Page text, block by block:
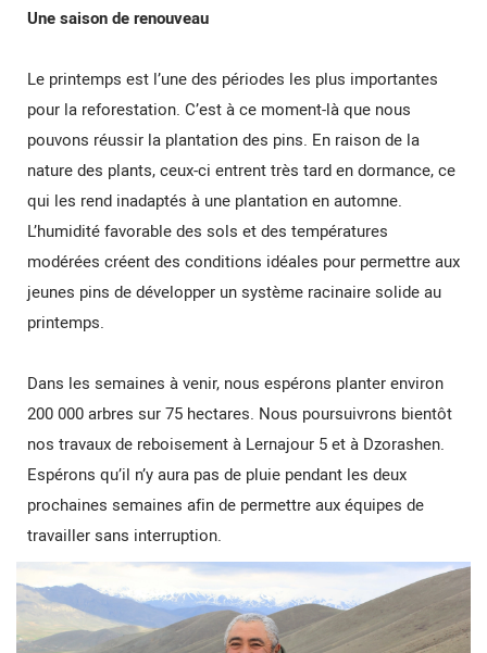
Une saison de renouveau
Le printemps est l’une des périodes les plus importantes
pour la reforestation. C’est à ce moment-là que nous
pouvons réussir la plantation des pins. En raison de la
nature des plants, ceux-ci entrent très tard en dormance, ce
qui les rend inadaptés à une plantation en automne.
L’humidité favorable des sols et des températures
modérées créent des conditions idéales pour permettre aux
jeunes pins de développer un système racinaire solide au
printemps.
Dans les semaines à venir, nous espérons planter environ
200 000 arbres sur 75 hectares. Nous poursuivrons bientôt
nos travaux de reboisement à Lernajour 5 et à Dzorashen.
Espérons qu’il n’y aura pas de pluie pendant les deux
prochaines semaines afin de permettre aux équipes de
travailler sans interruption.